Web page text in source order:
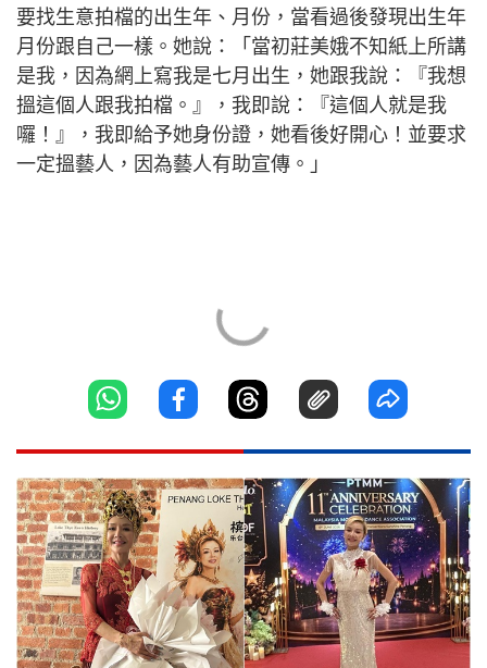
要找生意拍檔的出生年、月份，當看過後發現出生年
月份跟自己一樣。她說：「當初莊美娥不知紙上所講
是我，因為網上寫我是七月出生，她跟我說：『我想
搵這個人跟我拍檔。』，我即說：『這個人就是我
囉！』，我即給予她身份證，她看後好開心！並要求
一定搵藝人，因為藝人有助宣傳。」